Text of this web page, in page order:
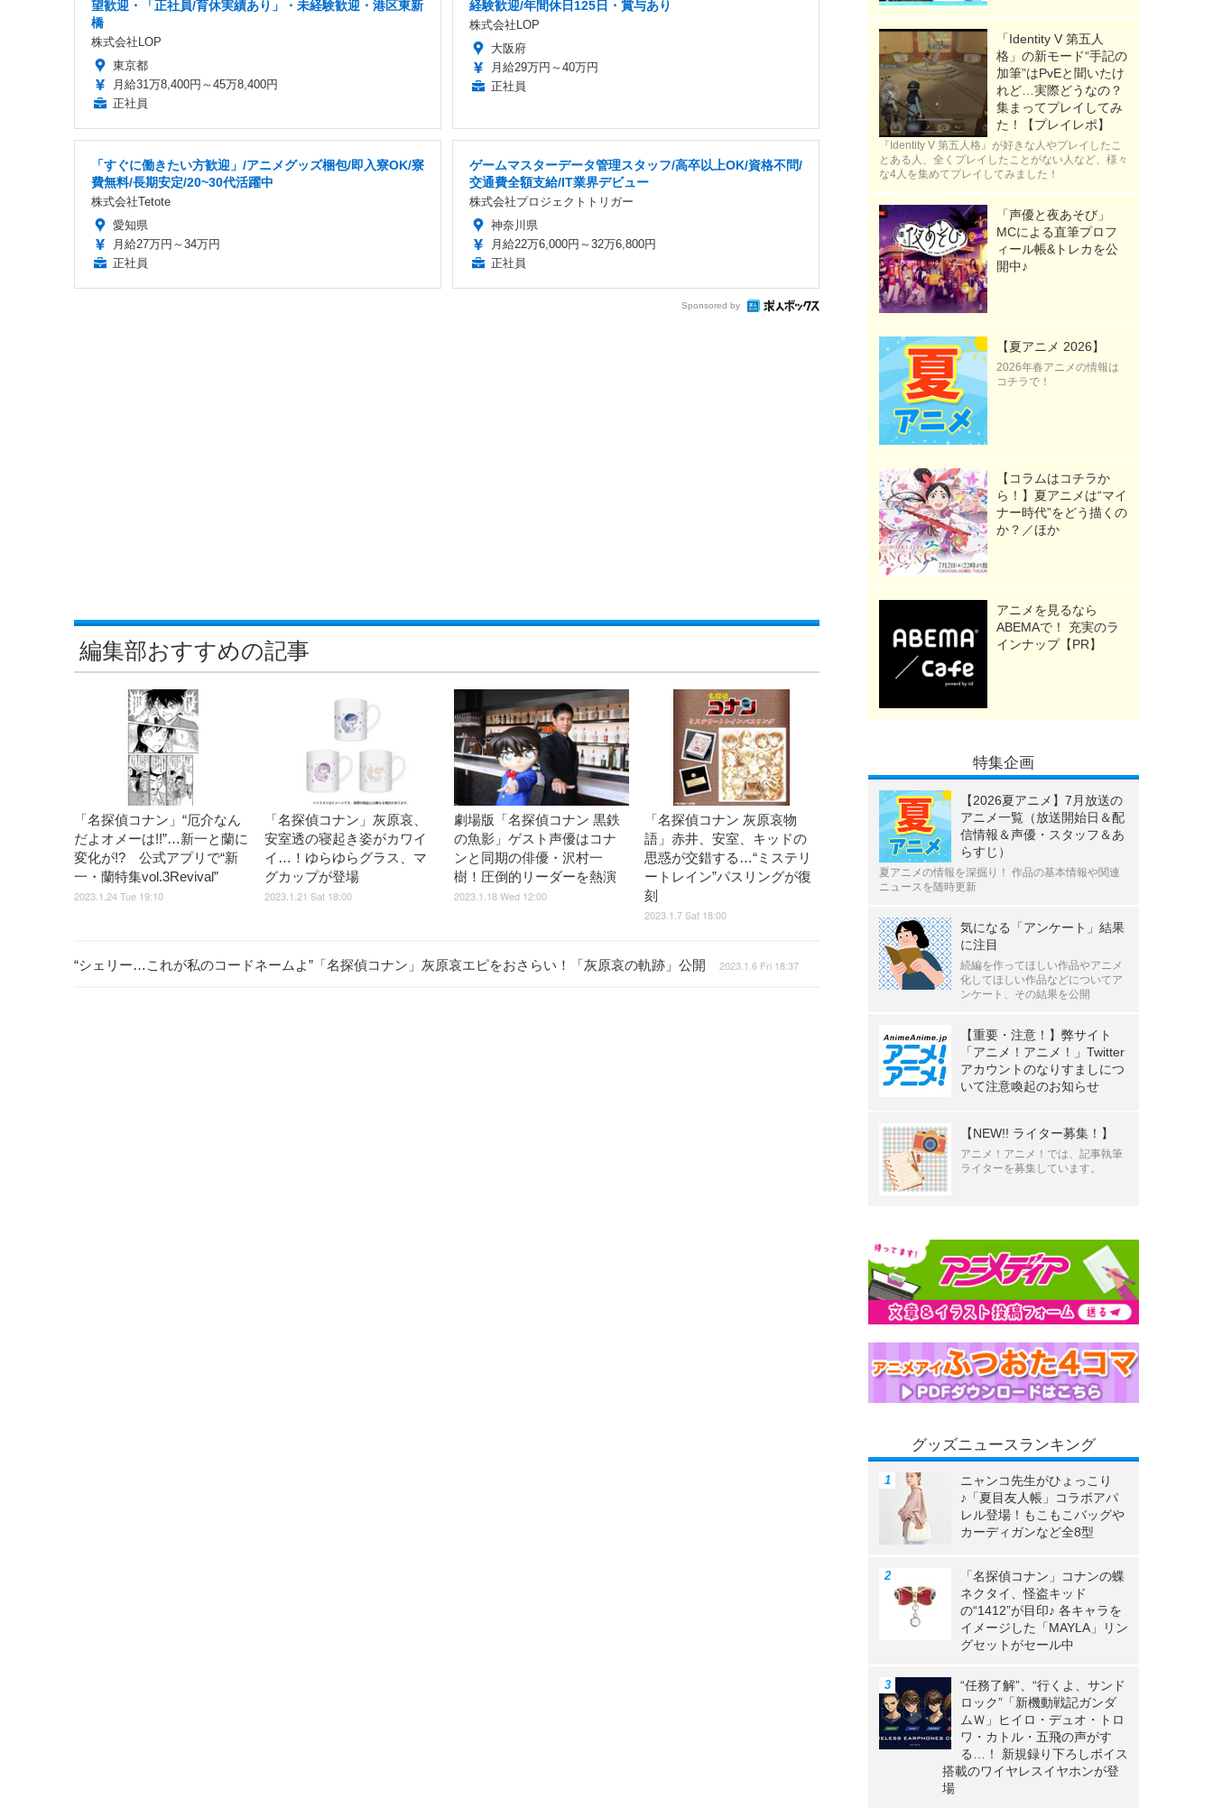
望歓迎・「正社員/育休実績あり」・未経験歓迎・港区東新
橋
株式会社LOP
東京都
月給31万8,400円～45万8,400円
正社員
経験歓迎/年間休日125日・賞与あり
株式会社LOP
大阪府
月給29万円～40万円
正社員
「すぐに働きたい方歓迎」/アニメグッズ梱包/即入寮OK/寮
費無料/長期安定/20~30代活躍中
株式会社Tetote
愛知県
月給27万円～34万円
正社員
ゲームマスターデータ管理スタッフ/高卒以上OK/資格不問/
交通費全額支給/IT業界デビュー
株式会社プロジェクトトリガー
神奈川県
月給22万6,000円～32万6,800円
正社員
Sponsored by
編集部おすすめの記事
「名探偵コナン」“厄介なん
だよオメーは!!”…新一と蘭に
変化が!? 公式アプリで“新
一・蘭特集vol.3Revival”
2023.1.24 Tue 19:10
「名探偵コナン」灰原哀、
安室透の寝起き姿がカワイ
イ…！ゆらゆらグラス、マ
グカップが登場
2023.1.21 Sat 18:00
劇場版「名探偵コナン 黒鉄
の魚影」ゲスト声優はコナ
ンと同期の俳優・沢村一
樹！圧倒的リーダーを熱演
2023.1.18 Wed 12:00
「名探偵コナン 灰原哀物
語」赤井、安室、キッドの
思惑が交錯する…“ミステリ
ートレイン”パスリングが復
刻
2023.1.7 Sat 18:00
“シェリー…これが私のコードネームよ”「名探偵コナン」灰原哀エピをおさらい！「灰原哀の軌跡」公開 2023.1.6 Fri 18:37
「Identity V 第五人
格」の新モード“手記の
加筆”はPvEと聞いたけ
れど…実際どうなの？
集まってプレイしてみ
た！【プレイレポ】
『Identity V 第五人格』が好きな人やプレイしたこ
とある人、全くプレイしたことがない人など、様々
な4人を集めてプレイしてみました！
「声優と夜あそび」
MCによる直筆プロフ
ィール帳&トレカを公
開中♪
【夏アニメ 2026】
2026年春アニメの情報は
コチラで！
【コラムはコチラか
ら！】夏アニメは“マイ
ナー時代”をどう描くの
か？／ほか
アニメを見るなら
ABEMAで！ 充実のラ
インナップ【PR】
特集企画
【2026夏アニメ】7月放送の
アニメ一覧（放送開始日＆配
信情報＆声優・スタッフ＆あ
らすじ）
夏アニメの情報を深掘り！ 作品の基本情報や関連
ニュースを随時更新
気になる「アンケート」結果
に注目
続編を作ってほしい作品やアニメ
化してほしい作品などについてア
ンケート、その結果を公開
【重要・注意！】弊サイト
「アニメ！アニメ！」Twitter
アカウントのなりすましにつ
いて注意喚起のお知らせ
【NEW!! ライター募集！】
アニメ！アニメ！では、記事執筆
ライターを募集しています。
グッズニュースランキング
ニャンコ先生がひょっこり
♪「夏目友人帳」コラボアパ
レル登場！もこもこバッグや
カーディガンなど全8型
「名探偵コナン」コナンの蝶
ネクタイ、怪盗キッド
の“1412”が目印♪ 各キャラを
イメージした「MAYLA」リン
グセットがセール中
“任務了解”、“行くよ、サンド
ロック”「新機動戦記ガンダ
ムＷ」ヒイロ・デュオ・トロ
ワ・カトル・五飛の声がす
る…！ 新規録り下ろしボイス
搭載のワイヤレスイヤホンが登
場